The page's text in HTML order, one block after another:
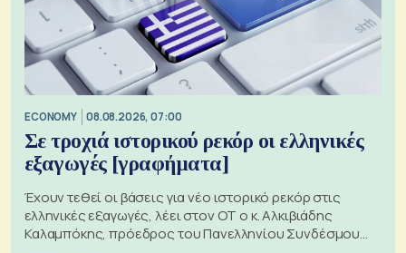
ECONOMY 08.08.2026, 07:00
Σε τροχιά ιστορικού ρεκόρ οι ελληνικές
εξαγωγές [γραφήματα]
Έχουν τεθεί οι βάσεις για νέο ιστορικό ρεκόρ στις
ελληνικές εξαγωγές, λέει στον ΟΤ ο κ. Αλκιβιάδης
Καλαμπόκης, πρόεδρος του Πανελληνίου Συνδέσμου